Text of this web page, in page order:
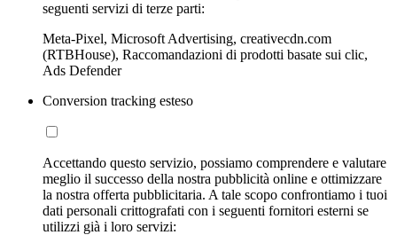
seguenti servizi di terze parti:
Meta-Pixel, Microsoft Advertising, creativecdn.com
(RTBHouse), Raccomandazioni di prodotti basate sui clic,
Ads Defender
Conversion tracking esteso
Accettando questo servizio, possiamo comprendere e valutare
meglio il successo della nostra pubblicità online e ottimizzare
la nostra offerta pubblicitaria. A tale scopo confrontiamo i tuoi
dati personali crittografati con i seguenti fornitori esterni se
utilizzi già i loro servizi: